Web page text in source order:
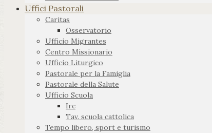
Uffici Pastorali
Caritas
Osservatorio
Ufficio Migrantes
Centro Missionario
Ufficio Liturgico
Pastorale per la Famiglia
Pastorale della Salute
Ufficio Scuola
Irc
Tav. scuola cattolica
Tempo libero, sport e turismo